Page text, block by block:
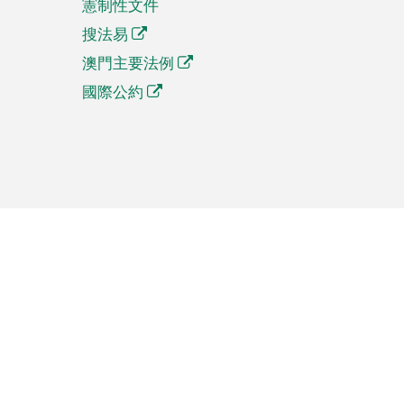
憲制性文件
搜法易
澳門主要法例
國際公約